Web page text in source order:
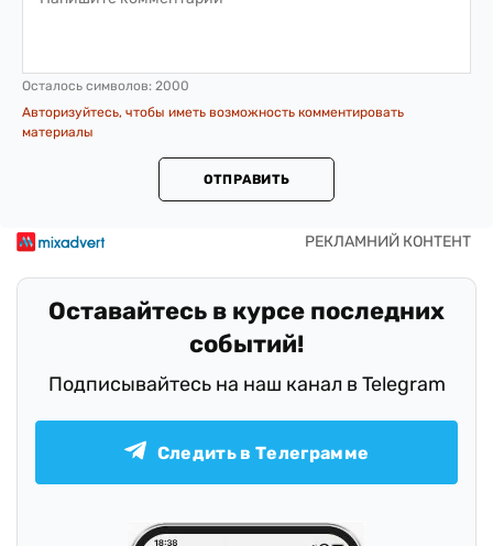
Осталось символов: 2000
Авторизуйтесь, чтобы иметь возможность комментировать
материалы
ОТПРАВИТЬ
Оставайтесь в курсе последних
событий!
Подписывайтесь на наш канал в Telegram
Следить в Телеграмме